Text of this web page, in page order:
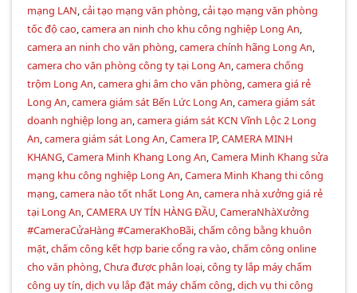
mạng LAN ,cải tạo mạng văn phòng ,cải tạo mạng văn phòng
tốc độ cao ,camera an ninh cho khu công nghiệp Long An
camera an ninh cho văn phòng ,camera chính hãng Long An
camera cho văn phòng công ty tại Long An ,camera chống
trộm Long An ,camera ghi âm cho văn phòng ,camera giá rẻ
Long An ,camera giám sát Bến Lức Long An ,camera giám sát
doanh nghiệp long an ,camera giám sát KCN Vĩnh Lộc 2 Long
An ,camera giám sát Long An ,Camera IP,CAMERA MINH
KHANG ,Camera Minh Khang Long An ,Camera Minh Khang sửa
mạng khu công nghiệp Long An ,Camera Minh Khang thi công
mạng ,camera nào tốt nhất Long An ,camera nhà xưởng giá rẻ
tại Long An ,CAMERA UY TÍN HÀNG ĐẦU ,CameraNhàXưởng
#CameraCửaHàng #CameraKhoBãi ,chấm công bằng khuôn
mặt ,chấm công kết hợp barie cổng ra vào ,chấm công online
cho văn phòng ,Chưa được phân loại ,công ty lắp máy chấm
công uy tín ,dịch vụ lắp đặt máy chấm công ,dịch vụ thi công